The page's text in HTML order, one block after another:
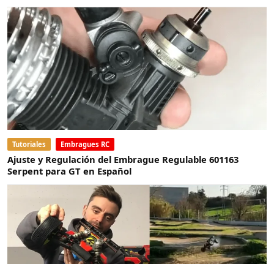
Tutoriales Embragues RC
Ajuste y Regulación del Embrague Regulable 601163
Serpent para GT en Español